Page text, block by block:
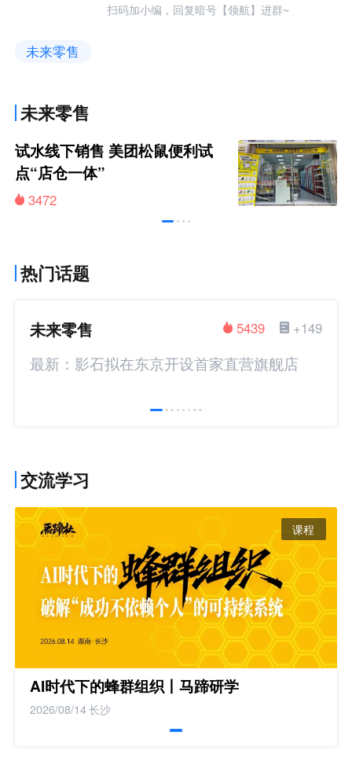
扫码加小编，回复暗号【领航】进群~
未来零售
未来零售
试水线下销售 美团松鼠便利试
点“店仓一体”
3472
热门话题
未来零售 +149
5439
最新：影石拟在东京开设首家直营旗舰店
交流学习
课程
AI时代下的蜂群组织丨马蹄研学
2026/08/14长沙